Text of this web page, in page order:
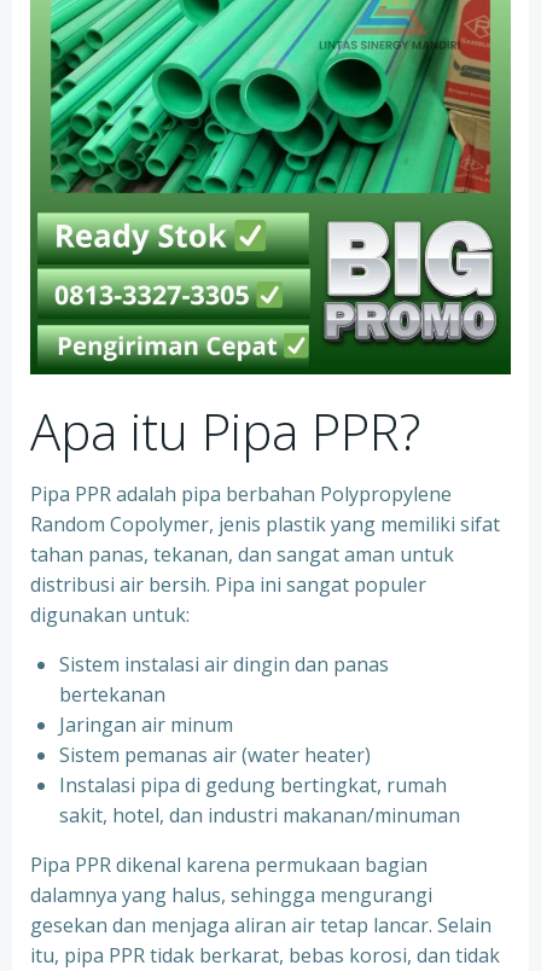
Apa itu Pipa PPR?
Pipa PPR adalah pipa berbahan Polypropylene
Random Copolymer, jenis plastik yang memiliki sifat
tahan panas, tekanan, dan sangat aman untuk
distribusi air bersih. Pipa ini sangat populer
digunakan untuk:
Sistem instalasi air dingin dan panas
bertekanan
⁠Jaringan air minum
⁠Sistem pemanas air (water heater)
⁠Instalasi pipa di gedung bertingkat, rumah
sakit, hotel, dan industri makanan/minuman
Pipa PPR dikenal karena permukaan bagian
dalamnya yang halus, sehingga mengurangi
gesekan dan menjaga aliran air tetap lancar. Selain
itu, pipa PPR tidak berkarat, bebas korosi, dan tidak